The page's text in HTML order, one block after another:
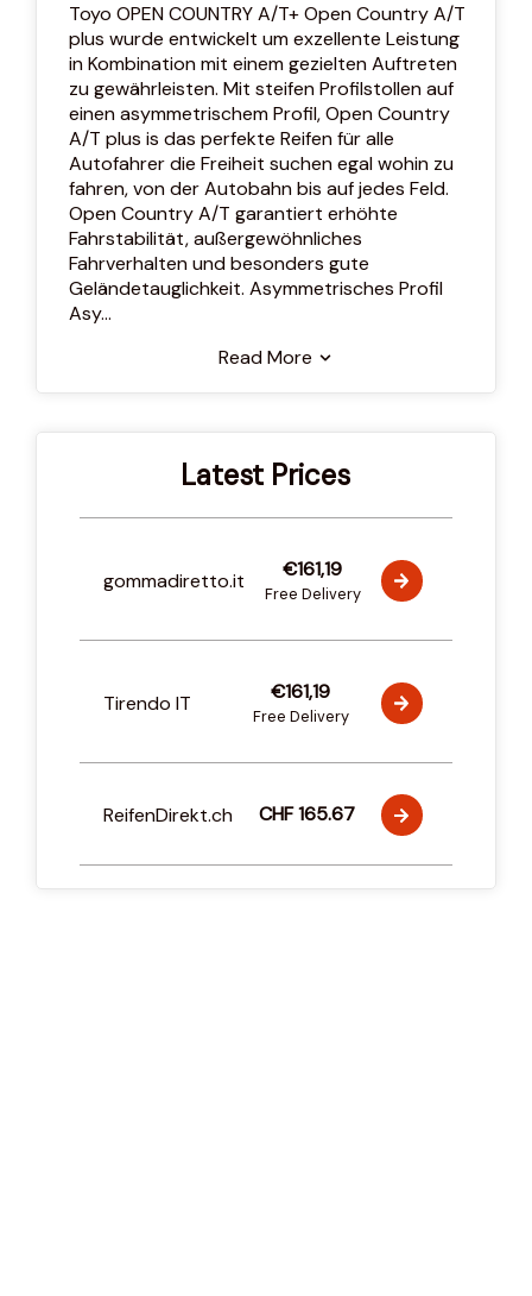
Toyo OPEN COUNTRY A/T+ Open Country A/T
plus wurde entwickelt um exzellente Leistung
in Kombination mit einem gezielten Auftreten
zu gewährleisten. Mit steifen Profilstollen auf
einen asymmetrischem Profil, Open Country
A/T plus is das perfekte Reifen für alle
Autofahrer die Freiheit suchen egal wohin zu
fahren, von der Autobahn bis auf jedes Feld.
Open Country A/T garantiert erhöhte
Fahrstabilität, außergewöhnliches
Fahrverhalten und besonders gute
Geländetauglichkeit. Asymmetrisches Profil
Asy...
Read More
Latest Prices
gommadiretto.it €161,19
Free Delivery
Tirendo IT €161,19
Free Delivery
ReifenDirekt.ch CHF 165.67